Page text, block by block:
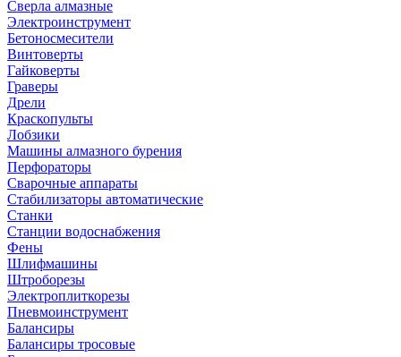
Сверла алмазные
Электроинструмент
Бетоносмесители
Винтоверты
Гайковерты
Граверы
Дрели
Краскопульты
Лобзики
Машины алмазного бурения
Перфораторы
Сварочные аппараты
Стабилизаторы автоматические
Станки
Станции водоснабжения
Фены
Шлифмашины
Штроборезы
Электроплиткорезы
Пневмоинструмент
Балансиры
Балансиры тросовые